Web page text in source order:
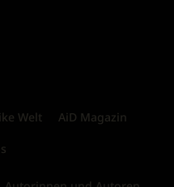
Welt AiD Magazin